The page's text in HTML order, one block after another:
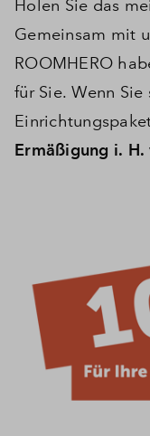
Holen Sie das
Gemeinsam mit
ROOMHERO
für Sie. Wenn
Ermäßigung i. H.